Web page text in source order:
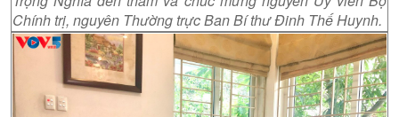
Chính trị, nguyên Thường trực Ban Bí thư Đinh Thế Huynh.